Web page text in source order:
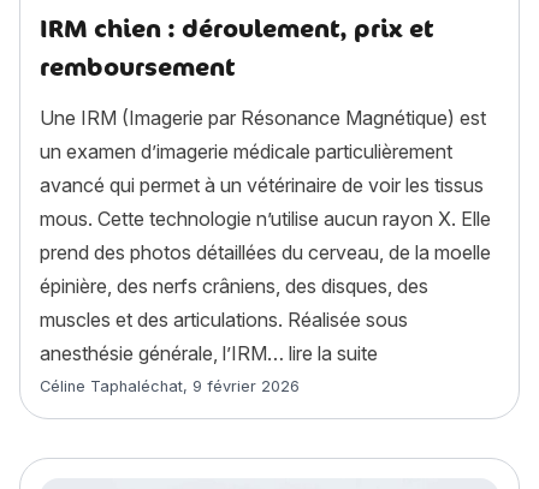
IRM chien : déroulement, prix et
remboursement
Une IRM (Imagerie par Résonance Magnétique) est
un examen d’imagerie médicale particulièrement
avancé qui permet à un vétérinaire de voir les tissus
mous. Cette technologie n’utilise aucun rayon X. Elle
prend des photos détaillées du cerveau, de la moelle
épinière, des nerfs crâniens, des disques, des
muscles et des articulations. Réalisée sous
anesthésie générale, l’IRM… lire la suite
Article rédigé par
Céline Taphaléchat, 9 février 2026